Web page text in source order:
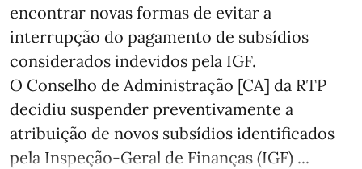
encontrar novas formas de evitar a
interrupção do pagamento de subsídios
considerados indevidos pela IGF.
O Conselho de Administração [CA] da RTP
decidiu suspender preventivamente a
atribuição de novos subsídios identificados
pela Inspeção-Geral de Finanças (IGF) ...